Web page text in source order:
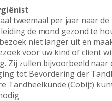
tweemaal per jaar naar
de mond gezond te
niet langer uit en
voor uw kind of cliënt
Zij zullen bijvoorbeeld
tot Bevordering der
Tandheelkunde (Cobijt)